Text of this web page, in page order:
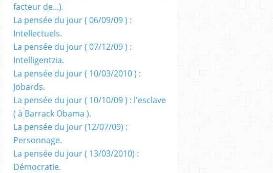
facteur de...).
La pensée du jour ( 06/09/09 ) :
Intellectuels.
La pensée du jour ( 07/12/09 ) :
Intelligentzia.
La pensée du jour ( 10/03/2010 ) :
Jobards.
La pensée du jour ( 10/10/09 ) : l'esclave
( à Barrack Obama ).
La pensée du jour (12/07/09) :
Personnage.
La pensée du jour ( 13/03/2010) :
Démocratie.